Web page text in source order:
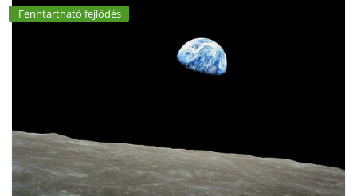
Fenntartható fejlődés